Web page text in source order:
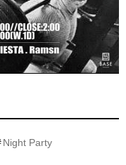
Night Party